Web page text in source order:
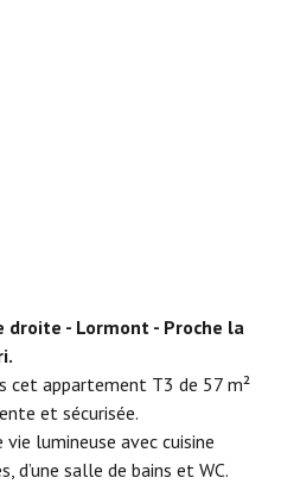
droite - Lormont - Proche la
cet appartement T3 de 57 m²
et sécurisée.
vie lumineuse avec cuisine
d’une salle de bains et WC.